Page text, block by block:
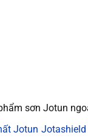
sơn Jotun
Jotun Jotashield